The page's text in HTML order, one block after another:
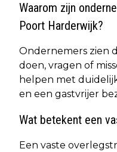
Waarom zijn
Poort Harderwijk?
Ondernemers zien
doen, vragen of
helpen met
en een gastvrijer
Wat betekent een
Een vaste